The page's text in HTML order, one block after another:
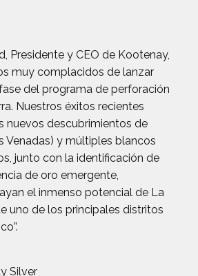
Presidente y CEO de Kootenay,
muy complacidos de lanzar
del programa de perforación
Nuestros éxitos recientes
nuevos descubrimientos de
Venadas) y múltiples blancos
junto con la identificación de
de oro emergente,
el inmenso potencial de La
uno de los principales distritos
Silver